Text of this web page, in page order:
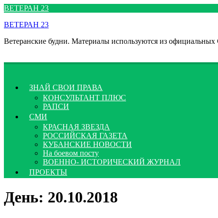
Перейти
содержимому
ВЕТЕРАН 23
ВЕТЕРАН 23
Ветеранские будни. Материалы используются из
ЗНАЙ СВОИ ПРАВА
КОНСУЛЬТАНТ ПЛЮС
РАПСИ
СМИ
КРАСНАЯ ЗВЕЗДА
РОССИЙСКАЯ ГАЗЕТА
КУБАНСКИЕ НОВОСТИ
На боевом посту
ВОЕННО- ИСТОРИЧЕСКИЙ ЖУРНАЛ
ПРОЕКТЫ
День: 20.10.2018